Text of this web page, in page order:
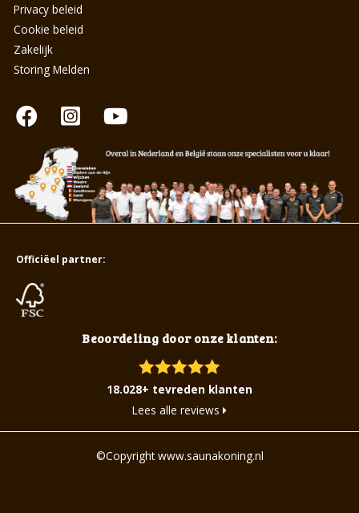
Privacy beleid
Cookie beleid
Zakelijk
Storing Melden
Beoordeling door onze klanten:
18.028+ tevreden klanten
Lees alle reviews
Officiëel partner:
©Copyright www.saunakoning.nl